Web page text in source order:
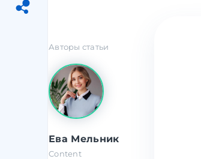
Авторы статьи
Ева Мельник
Content